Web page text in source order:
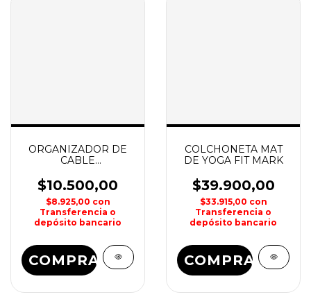
ORGANIZADOR DE
CABLE
CURVYMAN NITEIZE
$10.500,00
$8.925,00 con
Transferencia o
depósito bancario
COMPRAR
COLCHONETA MAT
DE YOGA FIT MARK
$39.900,00
$33.915,00 con
Transferencia o
depósito bancario
COMPRAR